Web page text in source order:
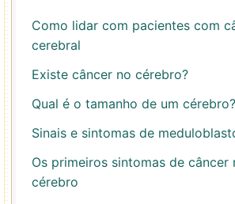
Como lidar com pacientes com
cerebral
Existe câncer no cérebro?
Qual é o tamanho de um cérebro?
Sinais e sintomas de
Os primeiros sintomas de câncer
cérebro